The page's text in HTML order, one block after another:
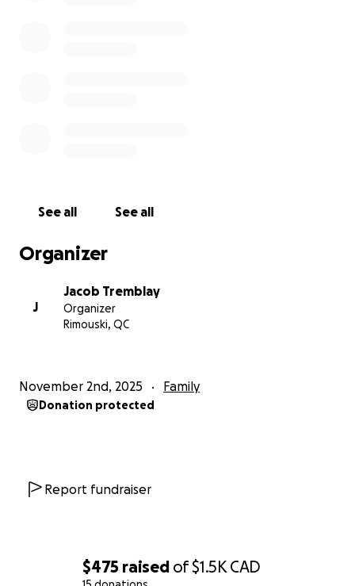
$475 raised of$1.5K CAD
Chaque don compte — même les plus petits.
Chaque coup de pouce aide Elka !
de ruelle, une sainte du quotidien avec un cœur
grand comme le ciel.
chacun de ses donateurs ♥️
See all See all
Organizer
J
Jacob Tremblay
Organizer
Rimouski, QC
November 2nd, 2025 Family
Donation protected
Report fundraiser